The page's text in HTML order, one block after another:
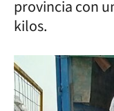
provincia con
kilos.